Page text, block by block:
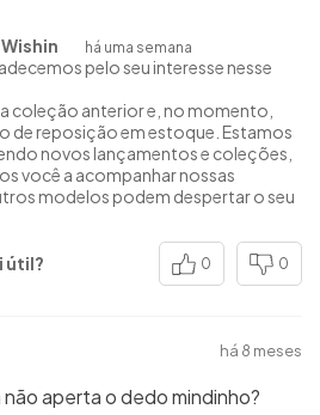
há uma semana
pelo seu interesse nesse
coleção anterior e, no momento,
de reposição em estoque. Estamos
novos lançamentos e coleções,
você a acompanhar nossas
modelos podem despertar o seu
útil? 0 0
há 8 meses
não aperta o dedo mindinho?